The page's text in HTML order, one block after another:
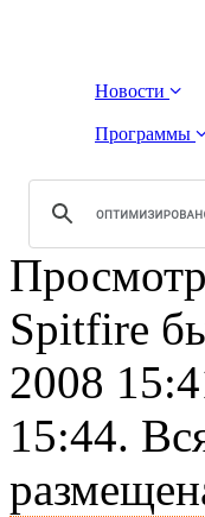
Новости
Программы
Spitfire
2008
15:44.